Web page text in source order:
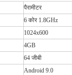
पैरामीटर
6 कोर 1.8GHz
1024x600
4GB
64 जीबी
Android 9.0